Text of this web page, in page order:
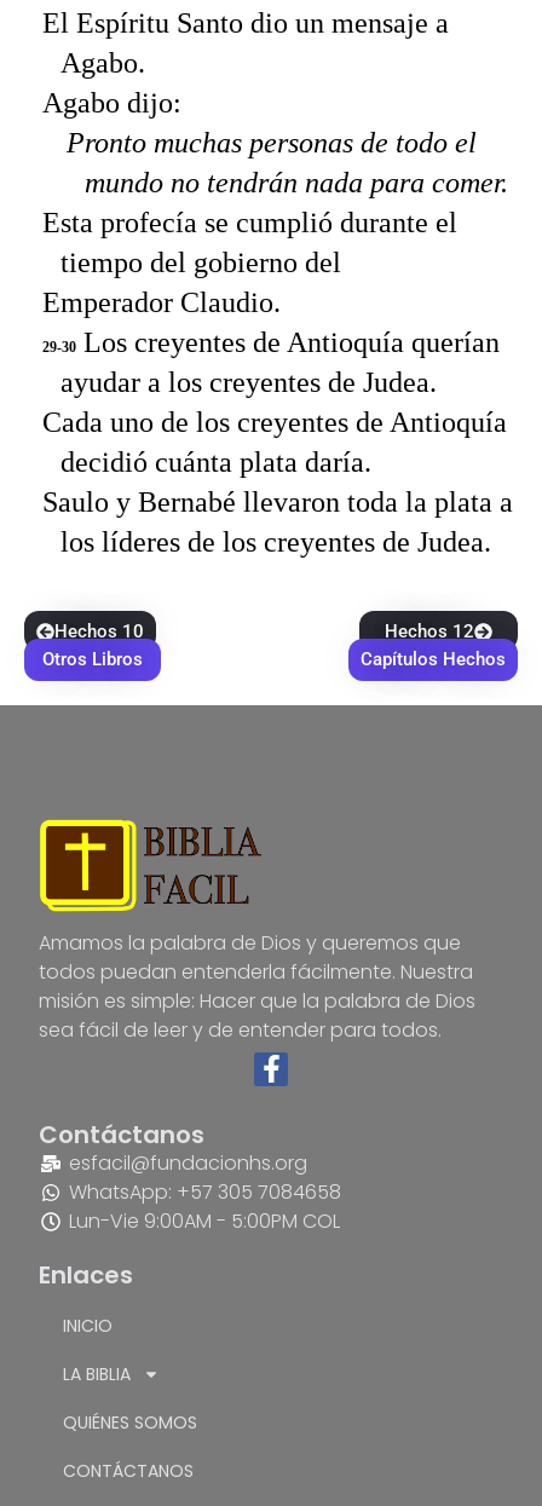
El Espíritu Santo dio un mensaje a
Agabo.
Agabo dijo:
Pronto muchas personas de todo el
mundo no tendrán nada para comer.
Esta profecía se cumplió durante el
tiempo del gobierno del
Emperador Claudio.
29-30 Los creyentes de Antioquía querían
ayudar a los creyentes de Judea.
Cada uno de los creyentes de Antioquía
decidió cuánta plata daría.
Saulo y Bernabé llevaron toda la plata a
los líderes de los creyentes de Judea.
Hechos 10
Hechos 12
Otros Libros
Capítulos Hechos
Amamos la palabra de Dios y queremos que
todos puedan entenderla fácilmente. Nuestra
misión es simple: Hacer que la palabra de Dios
sea fácil de leer y de entender para todos.
Contáctanos
esfacil@fundacionhs.org
WhatsApp: +57 305 7084658
Lun-Vie 9:00AM - 5:00PM COL
Enlaces
INICIO
LA BIBLIA
QUIÉNES SOMOS
CONTÁCTANOS